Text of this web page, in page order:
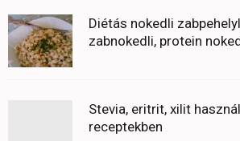
Diétás nokedli
zabnokedli, protein
Stevia, eritrit, xilit
receptekben